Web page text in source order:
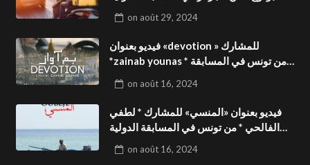
بالمهرجان الدولي للفيدوهات
on août 29, 2024
فيديو بعنوان «devotion » للمشارك
*zainab younas * من تونس في المسابقة
التوعوية Season 4 FIVS
on août 16, 2024
فيديو بعنوان «المنسي» للمشارك * لطفي
الفالحي * من تونس في المسابقة الدولية
بالمهرجان الدولي للفيدوهات التوعوية
Season 4 FIVS
on août 16, 2024